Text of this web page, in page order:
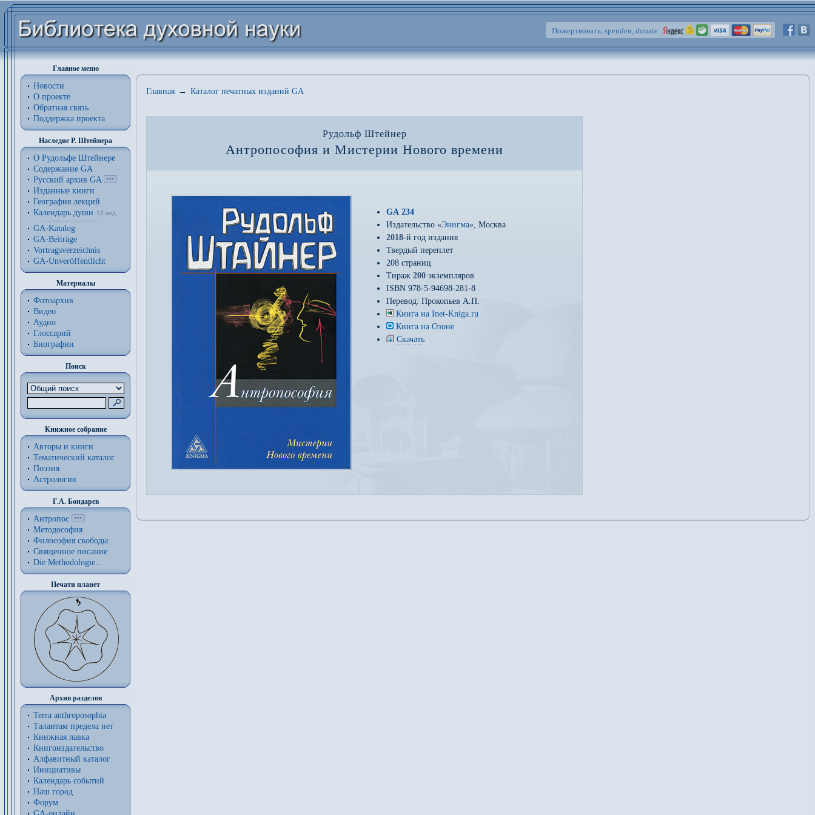
Пожертвовать, spenden, donate
Главное меню
Новости
О проекте
Обратная связь
Поддержка проекта
Наследие Р. Штейнера
О Рудольфе Штейнере
Содержание GA
Русский архив GA
Изданные книги
География лекций
Календарь души
18 нед.
GA-Katalog
GA-Beiträge
Vortragsverzeichnis
GA-Unveröffentlicht
Материалы
Фотоархив
Видео
Аудио
Глоссарий
Биографии
Поиск
Книжное собрание
Авторы и книги
Тематический каталог
Поэзия
Астрология
Г.А. Бондарев
Антропос
Методософия
Философия cвободы
Священное писание
Die Methodologie...
Печати планет
Архив разделов
Terra anthroposophia
Талантам предела нет
Книжная лавка
Книгоиздательство
Алфавитный каталог
Инициативы
Календарь событий
Наш город
Форум
Главная → Каталог печатных изданий GA
Рудольф Штейнер
Антропософия и Мистерии Нового времени
GA 234
Издательство «Энигма», Москва
2018-й год издания
Твердый переплет
208 страниц
Тираж 200 экземпляров
ISBN 978-5-94698-281-8
Перевод: Прокопьев А.П.
Книга на Inet-Kniga.ru
Книга на Озоне
Скачать